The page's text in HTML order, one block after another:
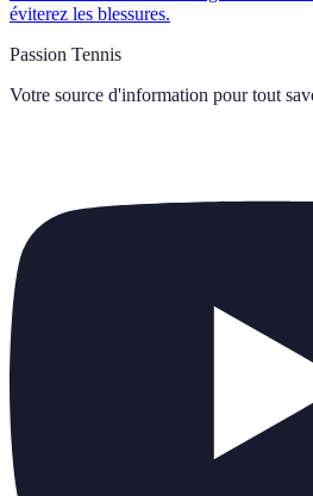
éviterez les blessures.
Passion Tennis
Votre source d'information pour tout